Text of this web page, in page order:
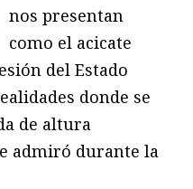
nos presentan
como el acicate
del Estado
donde se
de altura
admiró durante la